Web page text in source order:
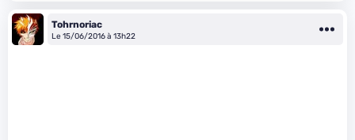
Tohrnoriac
Le 15/06/2016 à 13h22